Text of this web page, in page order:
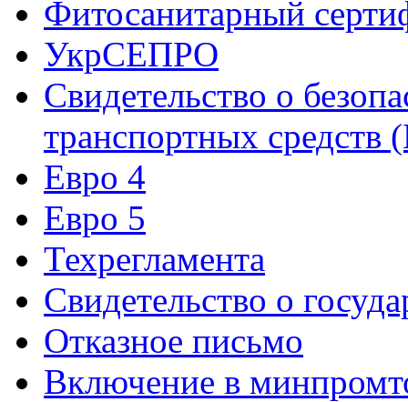
Фитосанитарный
УкрСЕПРО
Свидетельство о
транспортных
Евро 4
Евро 5
Техрегламента
Свидетельство о
Отказное письмо
Включение в